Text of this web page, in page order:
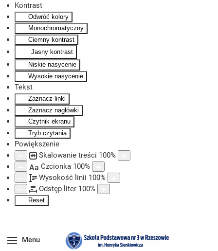
Kontrast
Odwróć kolory
Monochromatyczny
Ciemny kontrast
Jasny kontrast
Niskie nasycenie
Wysokie nasycenie
Tekst
Zaznacz linki
Zaznacz nagłówki
Czytnik ekranu
Tryb czytania
Powiększenie
Skalowanie treści 100%
Aa Czcionka 100%
Wysokość linii 100%
Odstęp liter 100%
Reset
Skip to main content
Menu